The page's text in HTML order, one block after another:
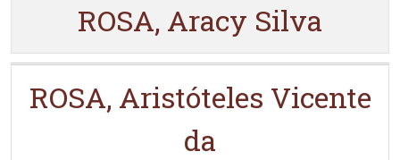
ROSA, Aracy Silva
ROSA, Aristóteles Vicente
da